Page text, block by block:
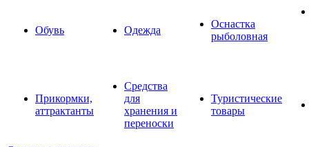
Обувь Одежда
Оснастка
рыболовная
Прикормки,
аттрактанты
Средства
для
хранения и
переноски
Туристические
товары